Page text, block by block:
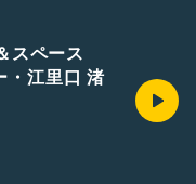
スペース
江里口 渚